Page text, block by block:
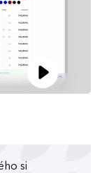
si